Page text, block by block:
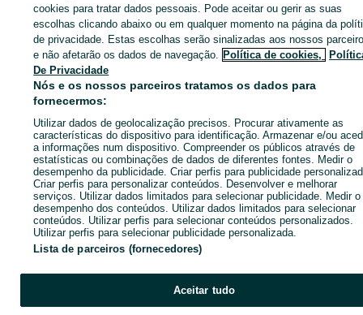
Entra na tua conta OLX ou cria uma nova para contactares
anunciante
Entrar ou criar conta
Enviar mensagem
cookies para tratar dados pessoais. Pode aceitar ou gerir as suas
escolhas clicando abaixo ou em qualquer momento na página da
de privacidade. Estas escolhas serão sinalizadas aos nossos
e não afetarão os dados de navegação. Política de cookies,
De Privacidade
Nós e os nossos parceiros tratamos os dados para
fornecermos:
Utilizar dados de geolocalização precisos. Procurar ativamente as
características do dispositivo para identificação. Armazenar e/ou
a informações num dispositivo. Compreender os públicos através de
estatísticas ou combinações de dados de diferentes fontes. Medir o
desempenho da publicidade. Criar perfis para publicidade
Criar perfis para personalizar conteúdos. Desenvolver e melhorar
serviços. Utilizar dados limitados para selecionar publicidade. Medir o
desempenho dos conteúdos. Utilizar dados limitados para selecionar
conteúdos. Utilizar perfis para selecionar conteúdos personalizados.
Utilizar perfis para selecionar publicidade personalizada.
Lista de parceiros (fornecedores)
Aceitar tudo